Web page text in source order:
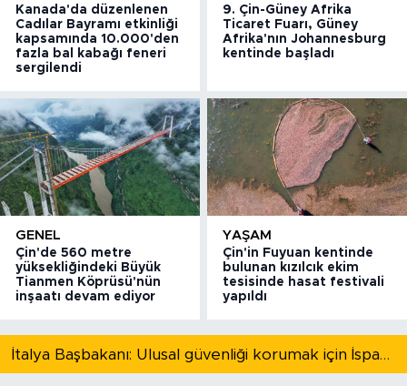
Kanada'da düzenlenen
Cadılar Bayramı etkinliği
kapsamında 10.000'den
fazla bal kabağı feneri
sergilendi
9. Çin-Güney Afrika
Ticaret Fuarı, Güney
Afrika'nın Johannesburg
kentinde başladı
GENEL
Çin'de 560 metre
yüksekliğindeki Büyük
Tianmen Köprüsü'nün
inşaatı devam ediyor
YAŞAM
Çin'in Fuyuan kentinde
bulunan kızılcık ekim
tesisinde hasat festivali
yapıldı
İtalya Başbakanı: Ulusal güvenliği korumak için İspanya ile Schengen kapsamındaki serbest dolaşımı askıya alıyoruz